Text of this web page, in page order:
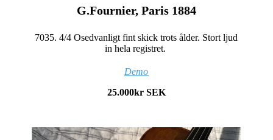
G.Fournier, Paris 1884
7035. 4/4 Osedvanligt fint skick trots ålder. Stort ljud
in hela registret.
Demo
25.000kr SEK